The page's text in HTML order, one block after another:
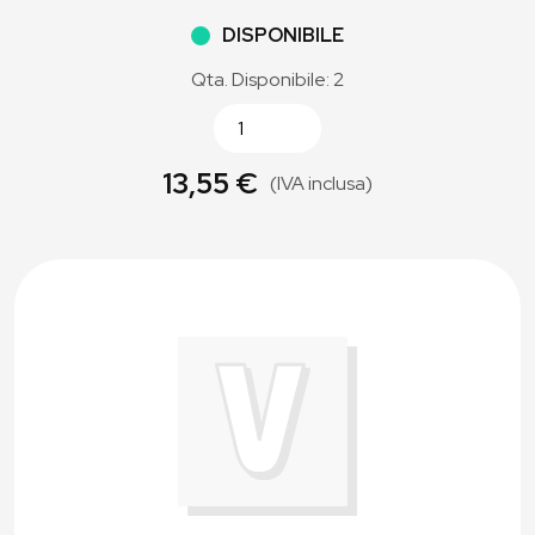
DISPONIBILE
Qta. Disponibile: 2
13,55 € (IVA inclusa)